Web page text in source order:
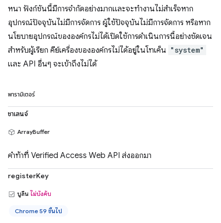
หนา ฟังก์ชันนี้มีการจำกัดอย่างมากและจะทำงานไม่สำเร็จหาก
อุปกรณ์ปัจจุบันไม่มีการจัดการ ผู้ใช้ปัจจุบันไม่มีการจัดการ หรือหาก
นโยบายอุปกรณ์ขององค์กรไม่ได้เปิดใช้การดำเนินการนี้อย่างชัดเจน
สำหรับผู้เรียก คีย์เครื่องขององค์กรไม่ได้อยู่ในโทเค็น "system"
และ API อื่นๆ จะเข้าถึงไม่ได้
พารามิเตอร์
ชาเลนจ์
ArrayBuffer
คำท้าที่ Verified Access Web API ส่งออกมา
registerKey
บูลีน ไม่บังคับ
Chrome 59 ขึ้นไป